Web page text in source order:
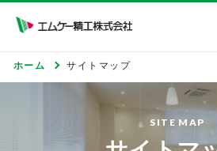
ホーム サイトマップ
SITE MAP